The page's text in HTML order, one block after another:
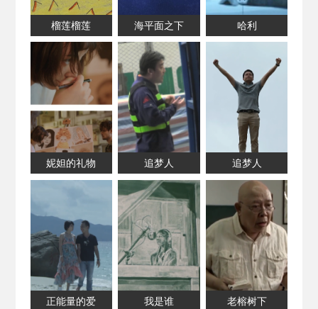
榴莲榴莲 海平面之下 哈利
妮妲的礼物 追梦人 追梦人
正能量的爱 我是谁 老榕树下